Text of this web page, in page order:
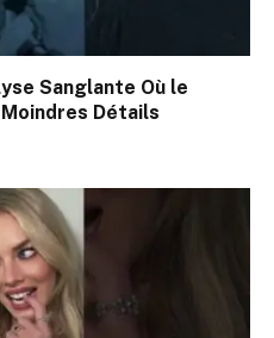
Sanglante Où le
Détails